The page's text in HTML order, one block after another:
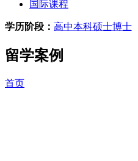
国际课程
学历阶段： 高中本科硕士博士
留学案例
首页